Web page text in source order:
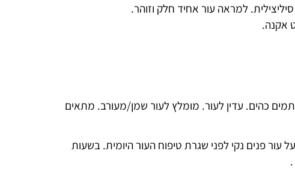
למראה עור אחיד חלק וזוהר.
אקנה.
כהים. עדין לעור. מומלץ לעור שמן/מעורב. מתאים
עור פנים נקי לפני שגרת טיפוח העור היומית. בשעות